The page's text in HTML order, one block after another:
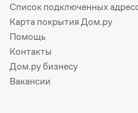
Список подключенных
Карта покрытия Дом.ру
Помощь
Контакты
Дом.ру бизнесу
Вакансии